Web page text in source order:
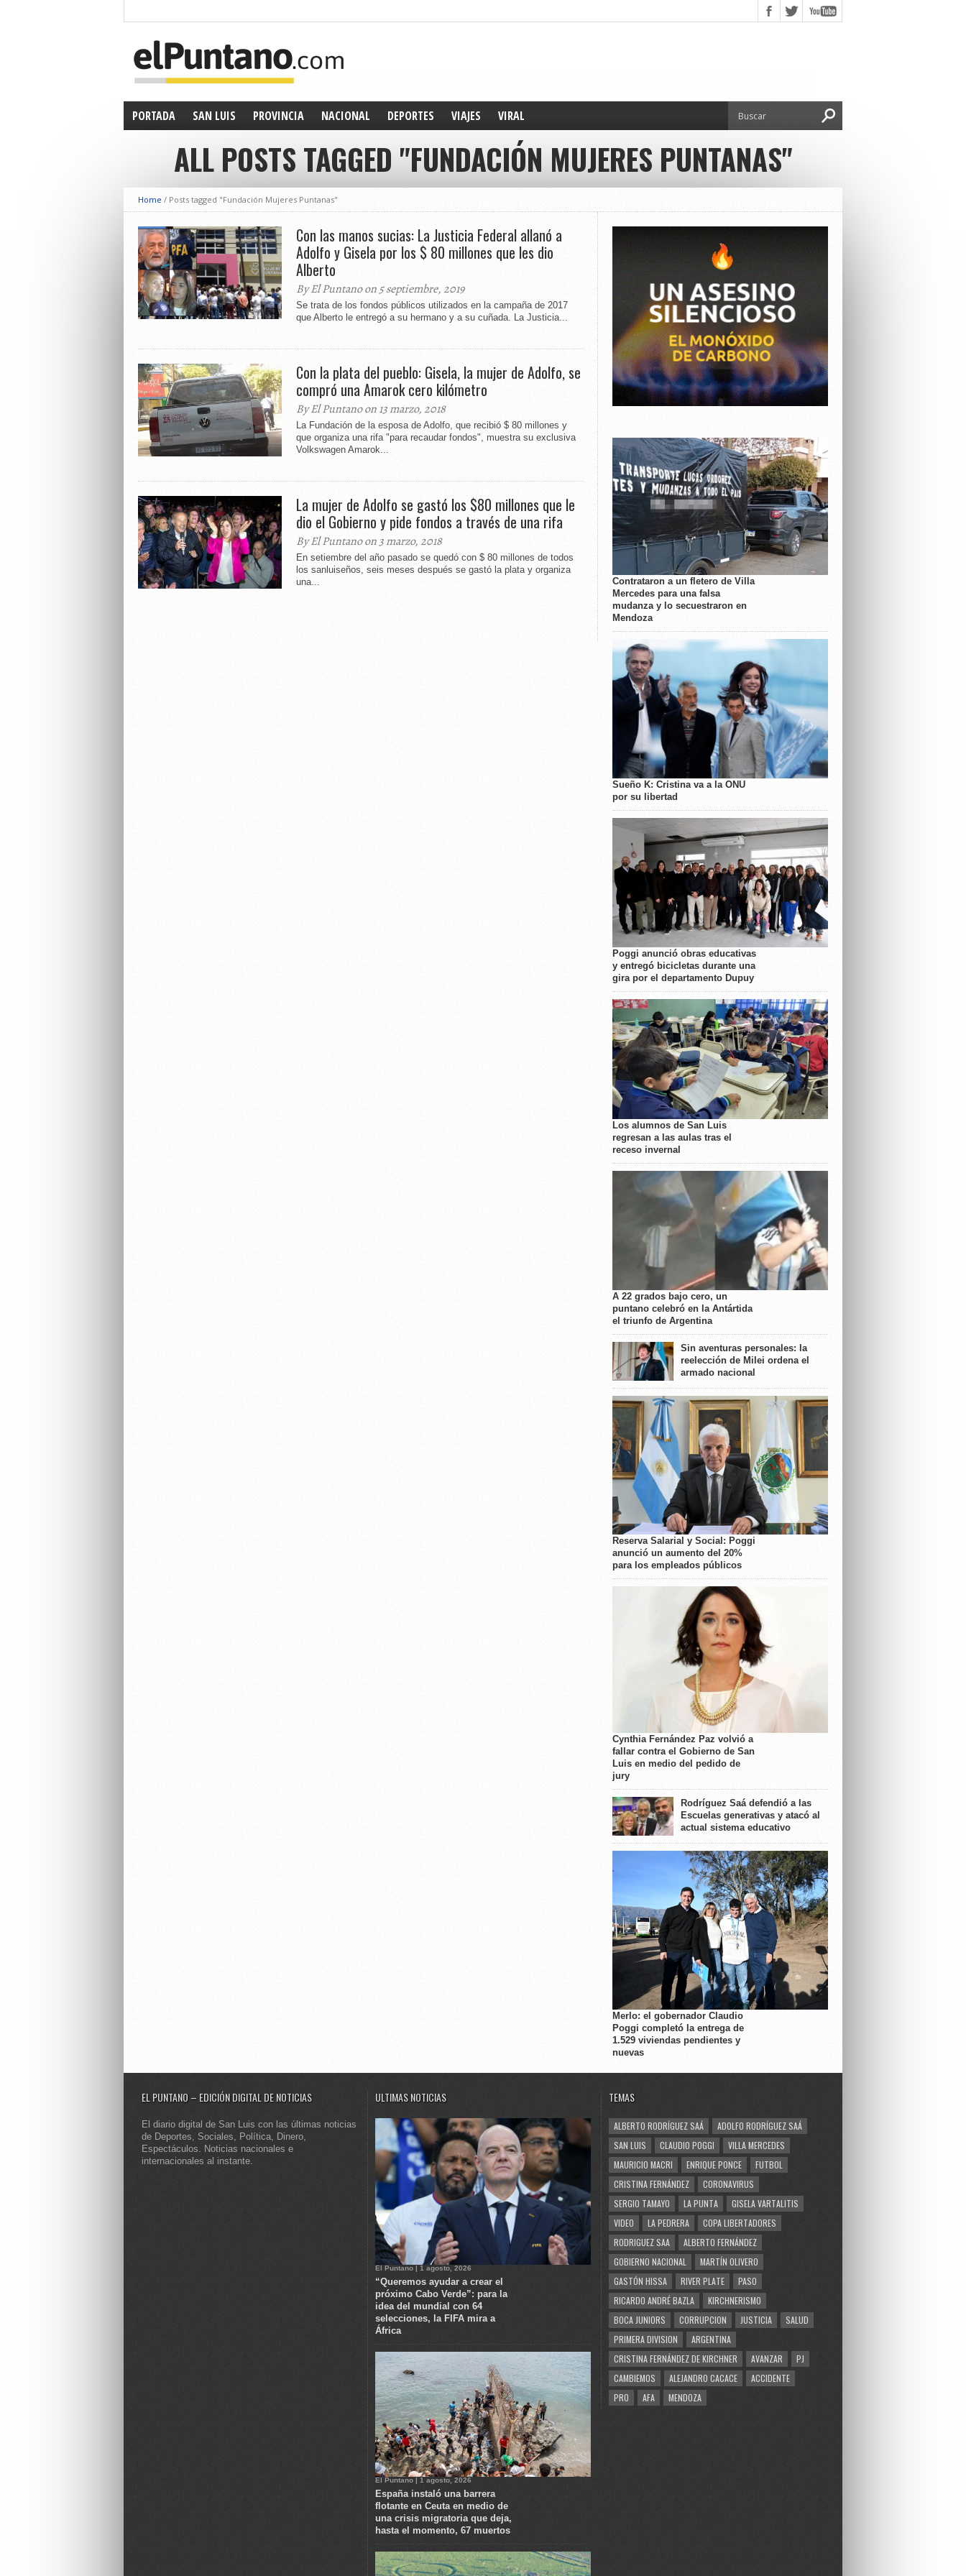
PORTADA SAN LUIS PROVINCIA NACIONAL DEPORTES VIAJES VIRAL
ALL POSTS TAGGED "FUNDACIÓN MUJERES PUNTANAS"
Home / Posts tagged "Fundación Mujeres Puntanas"
Con las manos sucias: La Justicia Federal allanó a
Adolfo y Gisela por los $ 80 millones que les dio
Alberto
By El Puntano on 5 septiembre, 2019
Se trata de los fondos públicos utilizados en la campaña de 2017
que Alberto le entregó a su hermano y a su cuñada. La Justicia...
Con la plata del pueblo: Gisela, la mujer de Adolfo, se
compró una Amarok cero kilómetro
By El Puntano on 13 marzo, 2018
La Fundación de la esposa de Adolfo, que recibió $ 80 millones y
que organiza una rifa "para recaudar fondos", muestra su exclusiva
Volkswagen Amarok...
La mujer de Adolfo se gastó los $80 millones que le
dio el Gobierno y pide fondos a través de una rifa
By El Puntano on 3 marzo, 2018
En setiembre del año pasado se quedó con $ 80 millones de todos
los sanluiseños, seis meses después se gastó la plata y organiza
una...
Contrataron a un fletero de Villa
Mercedes para una falsa
mudanza y lo secuestraron en
Mendoza
Sueño K: Cristina va a la ONU
por su libertad
Poggi anunció obras educativas
y entregó bicicletas durante una
gira por el departamento Dupuy
Los alumnos de San Luis
regresan a las aulas tras el
receso invernal
A 22 grados bajo cero, un
puntano celebró en la Antártida
el triunfo de Argentina
Sin aventuras personales: la
reelección de Milei ordena el
armado nacional
Reserva Salarial y Social: Poggi
anunció un aumento del 20%
para los empleados públicos
Cynthia Fernández Paz volvió a
fallar contra el Gobierno de San
Luis en medio del pedido de
jury
Rodríguez Saá defendió a las
Escuelas generativas y atacó al
actual sistema educativo
Merlo: el gobernador Claudio
Poggi completó la entrega de
1.529 viviendas pendientes y
nuevas
EL PUNTANO – EDICIÓN DIGITAL DE NOTICIAS
El diario digital de San Luis con las últimas noticias
de Deportes, Sociales, Política, Dinero,
Espectáculos. Noticias nacionales e
internacionales al instante.
ULTIMAS NOTICIAS
El Puntano | 1 agosto, 2026
“Queremos ayudar a crear el
próximo Cabo Verde”: para la
idea del mundial con 64
selecciones, la FIFA mira a
África
El Puntano | 1 agosto, 2026
España instaló una barrera
flotante en Ceuta en medio de
una crisis migratoria que deja,
hasta el momento, 67 muertos
TEMAS
ALBERTO RODRÍGUEZ SAÁ
ADOLFO RODRÍGUEZ SAÁ
SAN LUIS
CLAUDIO POGGI
VILLA MERCEDES
MAURICIO MACRI
ENRIQUE PONCE
FUTBOL
CRISTINA FERNÁNDEZ
CORONAVIRUS
SERGIO TAMAYO
LA PUNTA
GISELA VARTALITIS
VIDEO
LA PEDRERA
COPA LIBERTADORES
RODRIGUEZ SAA
ALBERTO FERNÁNDEZ
GOBIERNO NACIONAL
MARTÍN OLIVERO
GASTÓN HISSA
RIVER PLATE
PASO
RICARDO ANDRÉ BAZLA
KIRCHNERISMO
BOCA JUNIORS
CORRUPCION JUSTICIA
SALUD
PRIMERA DIVISION
ARGENTINA
CRISTINA FERNÁNDEZ DE KIRCHNER
AVANZAR
PJ
CAMBIEMOS
ALEJANDRO CACACE
ACCIDENTE
PRO
AFA MENDOZA